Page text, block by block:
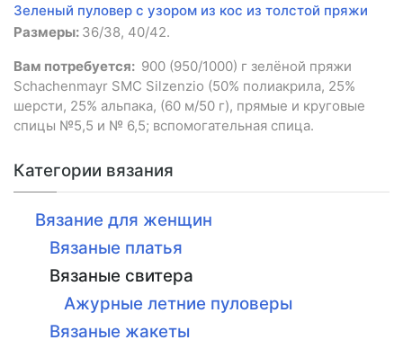
Зеленый пуловер с узором из кос из толстой пряжи
Размеры: 36/38, 40/42.
Вам потребуется: 900 (950/1000) г зелёной пряжи
Schachenmayr SMC Silzenzio (50% полиакрила, 25%
шерсти, 25% альпака, (60 м/50 г), прямые и круговые
спицы №5,5 и № 6,5; вспомогательная спица.
Категории вязания
Вязание для женщин
Вязаные платья
Вязаные свитера
Ажурные летние пуловеры
Вязаные жакеты